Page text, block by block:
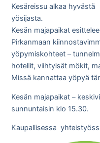
Kesäreissu alkaa hyvästä
yösijasta.
Kesän majapaikatesittelee
Pirkanmaan
yöpymiskohteet –
hotellit, viihtyisät mökit,
Missä kannattaa yöpyä
Kesän majapaikat–
sunnuntaisin klo 15.30.
Kaupallisessa